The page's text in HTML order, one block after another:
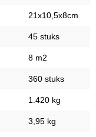
21x10,5x8cm
45 stuks
8 m2
360 stuks
1.420 kg
3,95 kg